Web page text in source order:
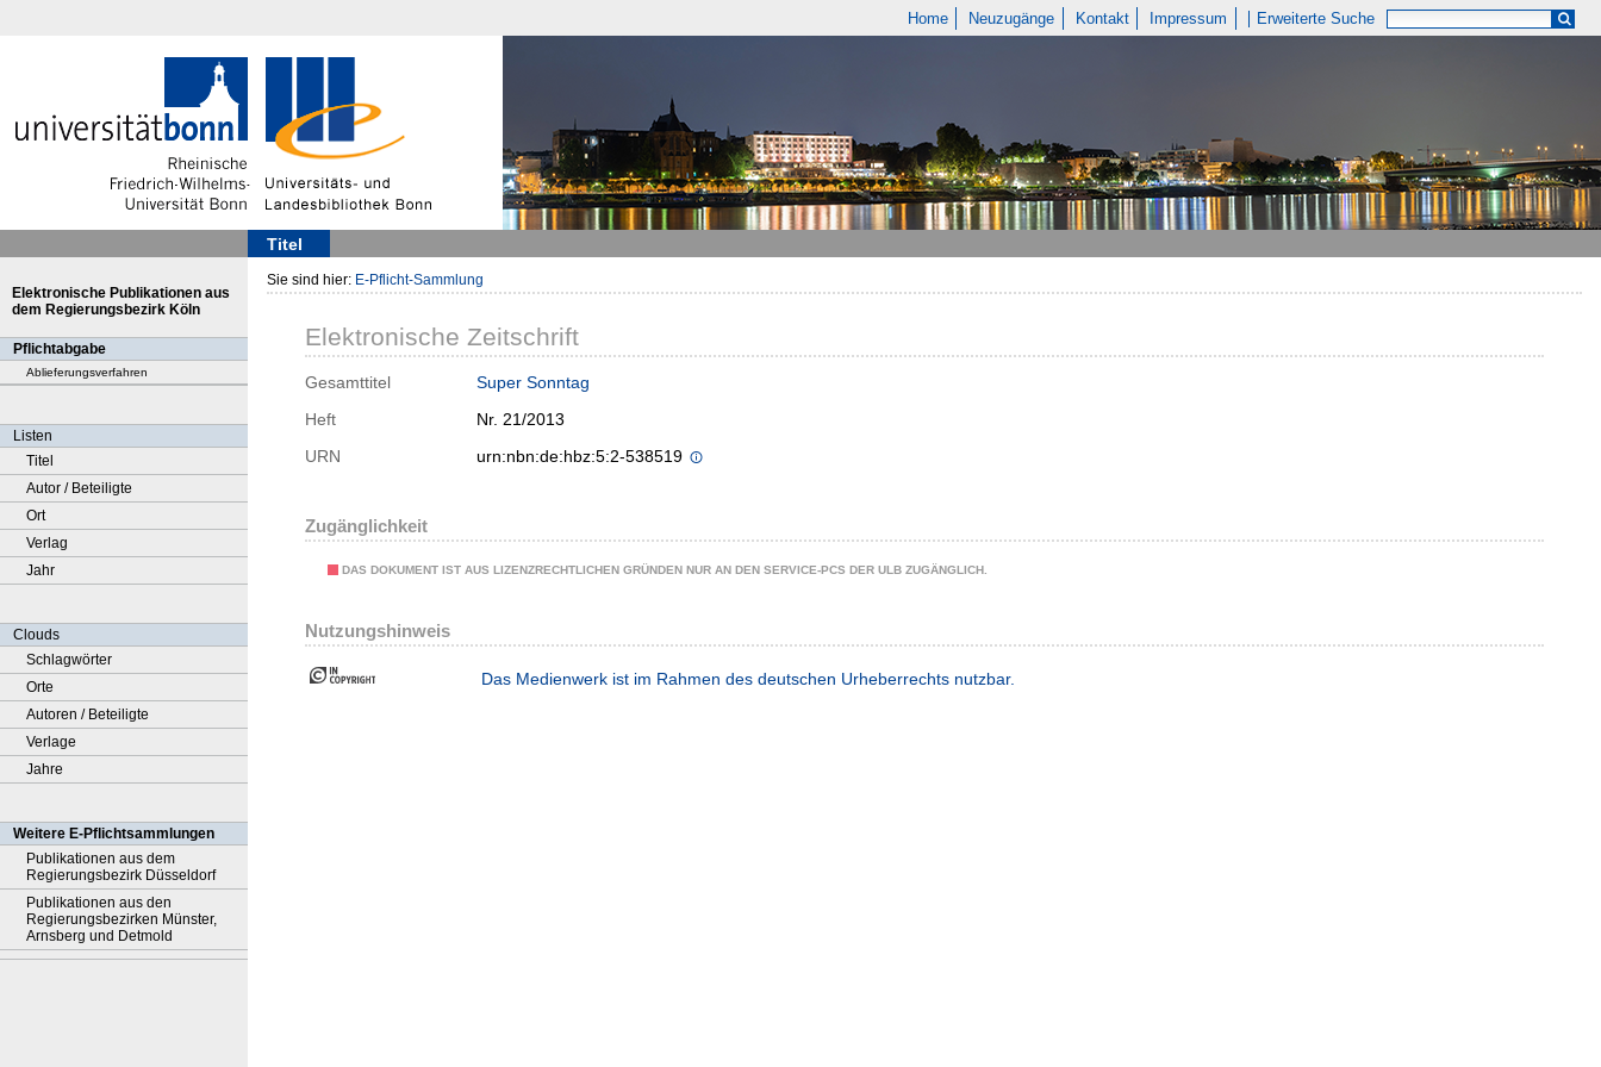
Home Neuzugänge Kontakt Impressum Erweiterte Suche
Titel
Elektronische Publikationen aus
dem Regierungsbezirk Köln
Pflichtabgabe
Ablieferungsverfahren
Listen
Titel
Autor / Beteiligte
Ort
Verlag
Jahr
Clouds
Schlagwörter
Orte
Autoren / Beteiligte
Verlage
Jahre
Weitere E-Pflichtsammlungen
Publikationen aus dem
Regierungsbezirk Düsseldorf
Publikationen aus den
Regierungsbezirken Münster,
Arnsberg und Detmold
Sie sind hier: E-Pflicht-Sammlung
Elektronische Zeitschrift
Gesamttitel
Super Sonntag
Heft
Nr. 21/2013
URN
urn:nbn:de:hbz:5:2-538519
Zugänglichkeit
DAS DOKUMENT IST AUS LIZENZRECHTLICHEN GRÜNDEN NUR AN DEN SERVICE-PCS DER ULB ZUGÄNGLICH.
Nutzungshinweis
Das Medienwerk ist im Rahmen des deutschen Urheberrechts nutzbar.